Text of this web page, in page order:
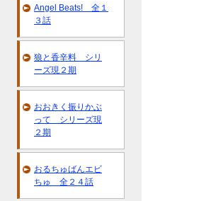
Angel Beats! 全１
３話
狼と香辛料 シリ
ーズ現２期
おおきく振りかぶ
って シリーズ現
２期
おるちゅばんエビ
ちゅ 全２４話